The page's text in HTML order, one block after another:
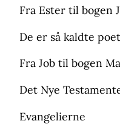
Fra Ester til bogen
De er så kaldte
Fra Job til bogen
Det Nye
Evangelierne